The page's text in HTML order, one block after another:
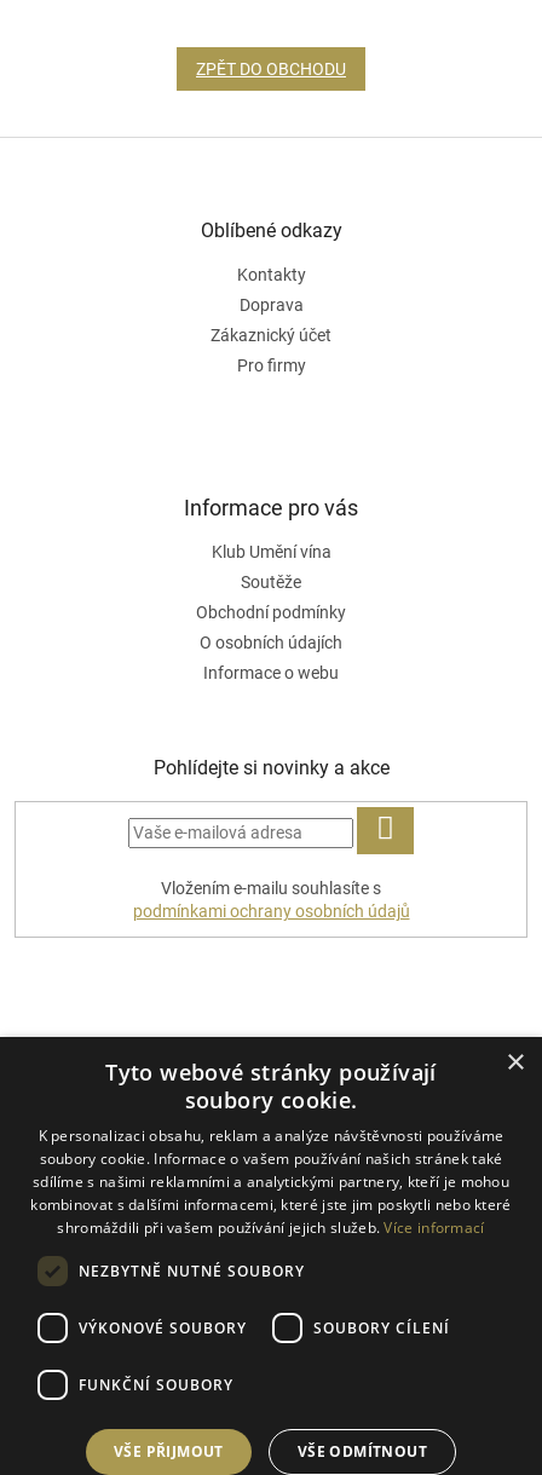
ZPĚT DO OBCHODU
Oblíbené odkazy
Kontakty
Doprava
Zákaznický účet
Pro firmy
Informace pro vás
Klub Umění vína
Soutěže
Obchodní podmínky
O osobních údajích
Informace o webu
Pohlídejte si novinky a akce
PŘIHLÁSIT
Vložením e-mailu souhlasíte s
podmínkami ochrany osobních údajů
Platební metody
Dopravci
Copyright 2026 Umění vína . Všechna práva vyhrazena.Upravit
×
Tyto webové stránky používají
soubory cookie.
K personalizaci obsahu, reklam a analýze návštěvnosti používáme
soubory cookie. Informace o vašem používání našich stránek také
sdílíme s našimi reklamními a analytickými partnery, kteří je mohou
kombinovat s dalšími informacemi, které jste jim poskytli nebo které
shromáždili při vašem používání jejich služeb.Více informací
NEZBYTNĚ NUTNÉ SOUBORY
VÝKONOVÉ SOUBORY SOUBORY CÍLENÍ
FUNKČNÍ SOUBORY
VŠE PŘIJMOUT VŠE ODMÍTNOUT